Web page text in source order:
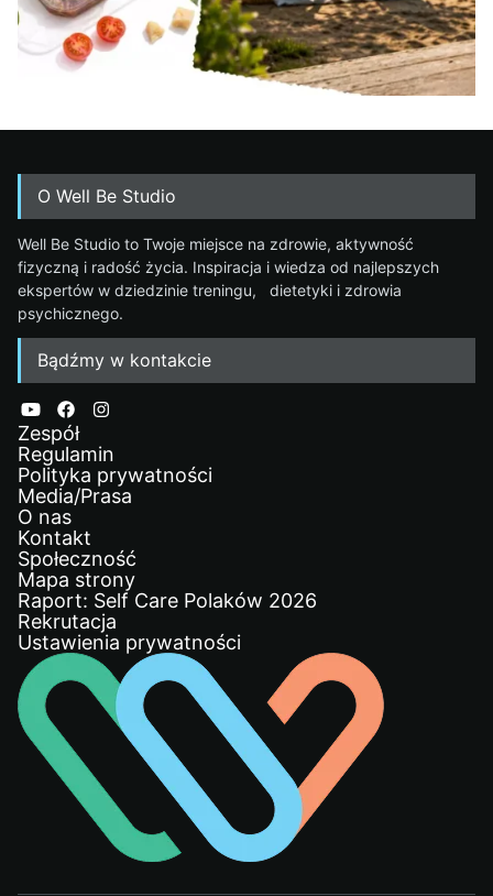
O Well Be Studio
Well Be Studio to Twoje miejsce na zdrowie, aktywność
fizyczną i radość życia. Inspiracja i wiedza od najlepszych
ekspertów w dziedzinie treningu, dietetyki i zdrowia
psychicznego.
Bądźmy w kontakcie
Zespół
Regulamin
Polityka prywatności
Media/Prasa
O nas
Kontakt
Społeczność
Mapa strony
Raport: Self Care Polaków 2026
Rekrutacja
Ustawienia prywatności